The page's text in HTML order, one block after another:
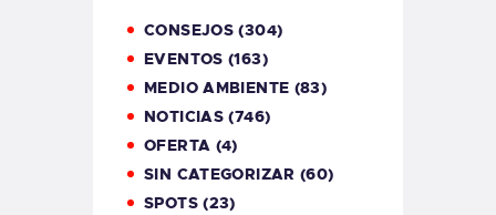
CONSEJOS (304)
EVENTOS (163)
MEDIO AMBIENTE (83)
NOTICIAS (746)
OFERTA (4)
SIN CATEGORIZAR (60)
SPOTS(23)